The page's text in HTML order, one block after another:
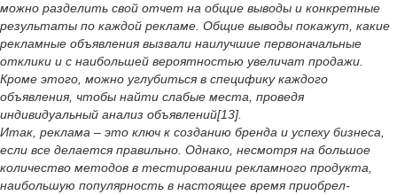
можно разделить свой отчет на общие выводы и конкретные
результаты по каждой рекламе. Общие выводы покажут, какие
рекламные объявления вызвали наилучшие первоначальные
отклики и с наибольшей вероятностью увеличат продажи.
Кроме этого, можно углубиться в специфику каждого
объявления, чтобы найти слабые места, проведя
индивидуальный анализ объявлений[13].
Итак, реклама – это ключ к созданию бренда и успеху бизнеса,
если все делается правильно. Однако, несмотря на большое
количество методов в тестировании рекламного продукта,
наибольшую популярность в настоящее время приобрел-